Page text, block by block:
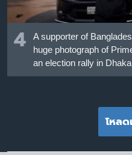
4
A supporter of
huge photograph of
an election rally in
โหลด